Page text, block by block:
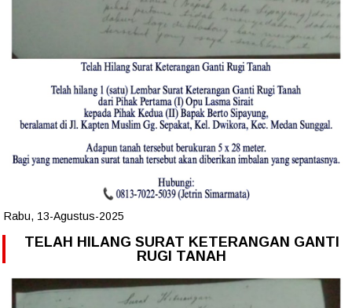
Rabu, 13-Agustus-2025
TELAH HILANG SURAT KETERANGAN GANTI
RUGI TANAH